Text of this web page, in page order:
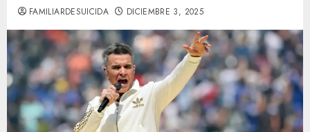
FAMILIARDESUICIDA DICIEMBRE 3, 2025